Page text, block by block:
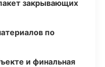
закрывающих
по
и финальная